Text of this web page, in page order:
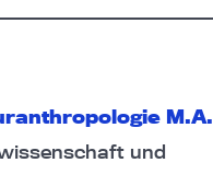
M.A.
und